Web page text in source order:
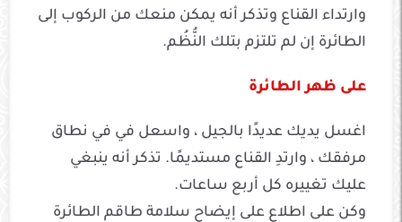
وارتداء القناع وتذكر أنه يمكن منعك من الركوب إلى
الطائرة إن لم تلتزم بتلك النُّظُم.
على ظهر الطائرة
اغسل يديك عديدًا بالجيل ، واسعل في في نطاق
مرفقك ، وارتدِ القناع مستديمًا. تذكر أنه ينبغي
عليك تغييره كل أربع ساعات.
وكن على اطلاع على إيضاح سلامة طاقم الطائرة